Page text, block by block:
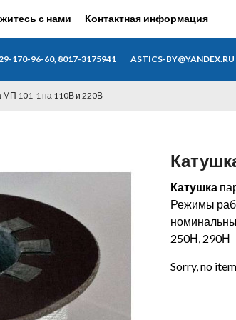
с нами Контактная информация
170-96-60, 8017-3175941 ASTICS-BY@YANDEX.RU
МП 101-1 на 110В и 220В
Катушка
Режимы
250Н, 290Н
Sorry, no